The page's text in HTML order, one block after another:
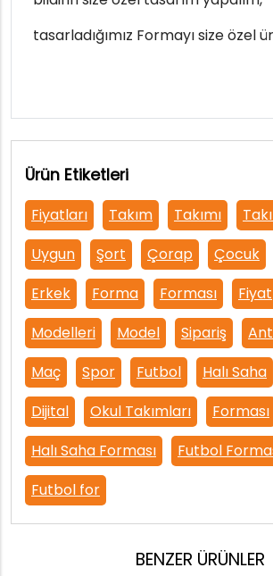
tasarladığımız Formayı size özel
Ürün Etiketleri
Fiyatları Takım Takımı
Uygun
Şort Çorap Çocuk
Erkek
Forma Forması Fiyat
Modelleri
Model Sipariş
Maç
Spor Futbol Halı Saha
Dijital
Okul Takımları Forması
Halı Saha Forması
Futbol
Futbol for
BENZER ÜRÜNLER